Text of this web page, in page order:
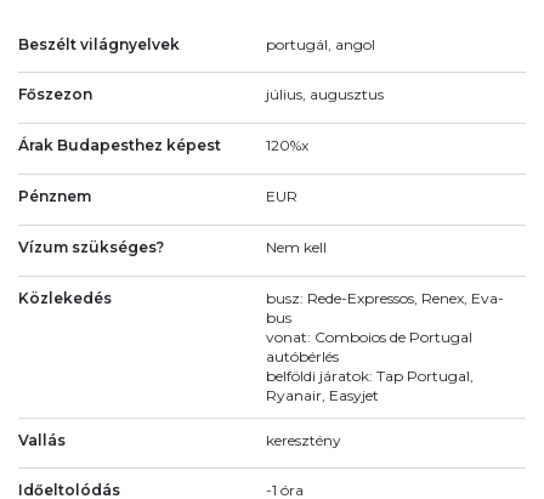
Beszélt világnyelvek portugál, angol
Főszezon július, augusztus
Árak Budapesthez képest 120%x
Pénznem EUR
Vízum szükséges? Nem kell
Közlekedés
busz: Rede-Expressos, Renex, Eva-
bus
vonat: Comboios de Portugal
autóbérlés
belföldi járatok: Tap Portugal,
Ryanair, Easyjet
Vallás keresztény
Időeltolódás -1 óra